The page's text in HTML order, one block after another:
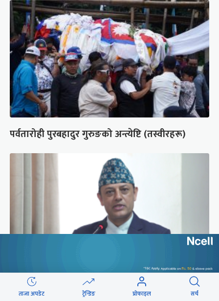
पर्वतारोही पुरबहादुर गुरुङको अन्त्येष्टि (तस्वीरहरू)
‘संसद्‍मा कालो चस्मा खोल्नू, बैठक चल्दा सेयर कारोबार
ताजा अपडेट ट्रेन्डिङ प्रोफाइल सर्च